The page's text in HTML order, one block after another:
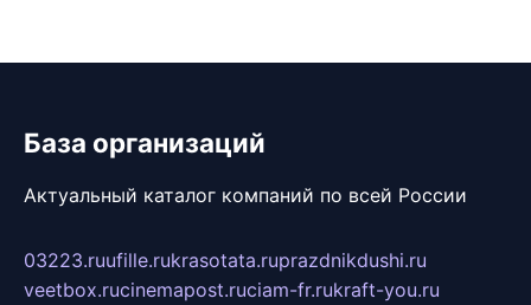
База организаций
Актуальный каталог компаний по всей России
03223.ruufille.rukrasotata.ruprazdnikdushi.ru
veetbox.rucinemapost.ruciam-fr.rukraft-you.ru